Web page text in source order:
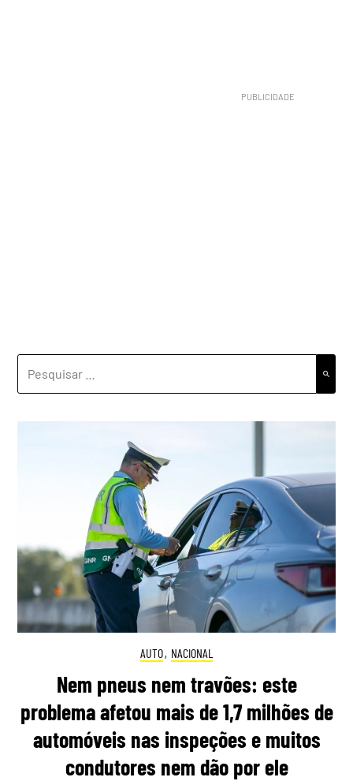
POR:
AUTO, NACIONAL
Nem pneus nem travões: este
problema afetou mais de 1,7 milhões de
automóveis nas inspeções e muitos
condutores nem dão por ele